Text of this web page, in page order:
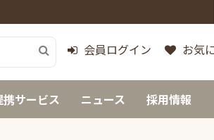
会員ログイン お気
携サービス ニュース 採用情報